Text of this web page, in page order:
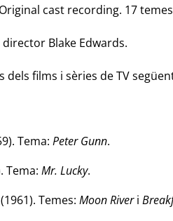
cast recording. 17
Blake Edwards.
dels films i sèries de TV
Tema: Peter Gunn.
Tema: Mr. Lucky.
Temes: Moon Riveri